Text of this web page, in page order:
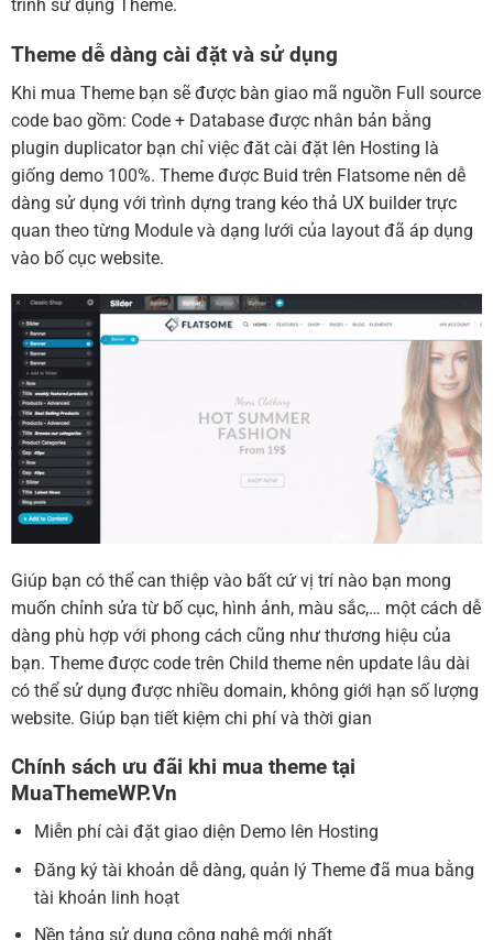
trình sử dụng Theme.
Theme dễ dàng cài đặt và sử dụng
Khi mua Theme bạn sẽ được bàn giao mã nguồn Full source
code bao gồm: Code + Database được nhân bản bằng
plugin duplicator bạn chỉ việc đăt cài đặt lên Hosting là
giống demo 100%. Theme được Buid trên Flatsome nên dễ
dàng sử dụng với trình dựng trang kéo thả UX builder trực
quan theo từng Module và dạng lưới của layout đã áp dụng
vào bố cục website.
Giúp bạn có thể can thiệp vào bất cứ vị trí nào bạn mong
muốn chỉnh sửa từ bố cục, hình ảnh, màu sắc,… một cách dễ
dàng phù hợp với phong cách cũng như thương hiệu của
bạn. Theme được code trên Child theme nên update lâu dài
có thể sử dụng được nhiều domain, không giới hạn số lượng
website. Giúp bạn tiết kiệm chi phí và thời gian
Chính sách ưu đãi khi mua theme tại
MuaThemeWP.Vn
Miễn phí cài đặt giao diện Demo lên Hosting
Đăng ký tài khoản dễ dàng, quản lý Theme đã mua bằng
tài khoản linh hoạt
Nền tảng sử dụng công nghệ mới nhất